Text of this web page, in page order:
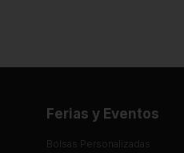
Ferias y Eventos
Bolsas Personalizadas